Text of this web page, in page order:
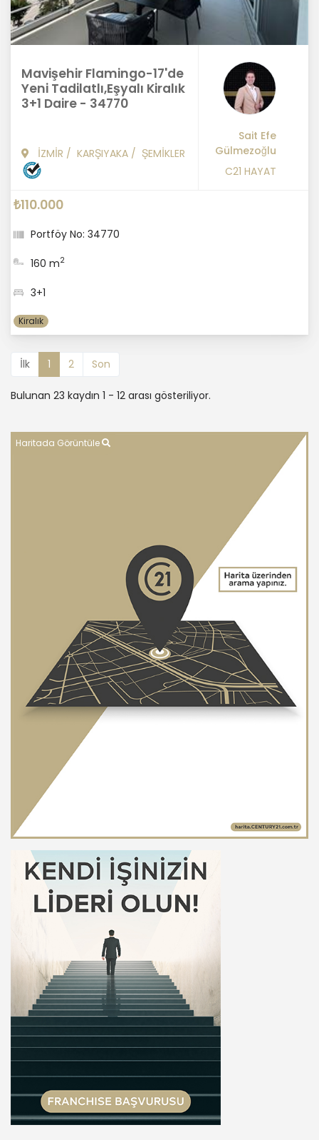
Mavişehir Flamingo-17'de
Yeni Tadilatlı,Eşyalı Kiralık
3+1 Daire - 34770
İZMİR / KARŞIYAKA / ŞEMİKLER
Sait Efe
Gülmezoğlu
C21 HAYAT
₺110.000
Portföy No: 34770
160 m2
3+1
Kiralık
İlk 1 2 Son
Bulunan 23 kaydın 1 - 12 arası gösteriliyor.
Haritada Görüntüle